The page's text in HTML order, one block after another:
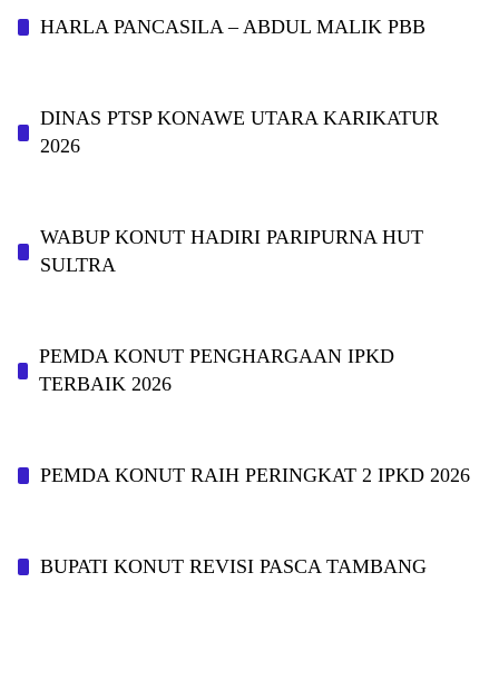
HARLA PANCASILA – ABDUL MALIK PBB
DINAS PTSP KONAWE UTARA KARIKATUR
2026
WABUP KONUT HADIRI PARIPURNA HUT
SULTRA
PEMDA KONUT PENGHARGAAN IPKD
TERBAIK 2026
PEMDA KONUT RAIH PERINGKAT 2 IPKD 2026
BUPATI KONUT REVISI PASCA TAMBANG